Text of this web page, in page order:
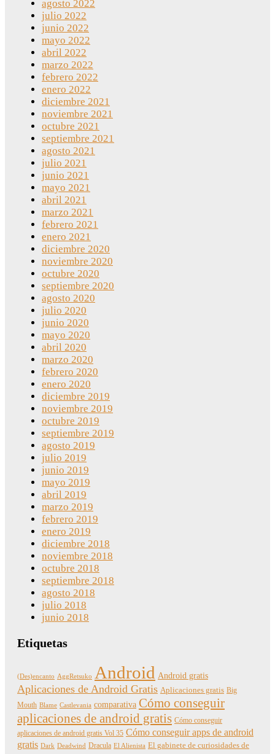
agosto 2022
julio 2022
junio 2022
mayo 2022
abril 2022
marzo 2022
febrero 2022
enero 2022
diciembre 2021
noviembre 2021
octubre 2021
septiembre 2021
agosto 2021
julio 2021
junio 2021
mayo 2021
abril 2021
marzo 2021
febrero 2021
enero 2021
diciembre 2020
noviembre 2020
octubre 2020
septiembre 2020
agosto 2020
julio 2020
junio 2020
mayo 2020
abril 2020
marzo 2020
febrero 2020
enero 2020
diciembre 2019
noviembre 2019
octubre 2019
septiembre 2019
agosto 2019
julio 2019
junio 2019
mayo 2019
abril 2019
marzo 2019
febrero 2019
enero 2019
diciembre 2018
noviembre 2018
octubre 2018
septiembre 2018
agosto 2018
julio 2018
junio 2018
Etiquetas
(Des)encanto AggRetsuko Android Android gratis
Aplicaciones de Android Gratis Aplicaciones gratis Big
Mouth Blame Castlevania comparativa Cómo conseguir
aplicaciones de android gratis Cómo conseguir
aplicaciones de android gratis Vol 35 Cómo conseguir apps de android
gratis Dark Deadwind Dracula El Alienista El gabinete de curiosidades de